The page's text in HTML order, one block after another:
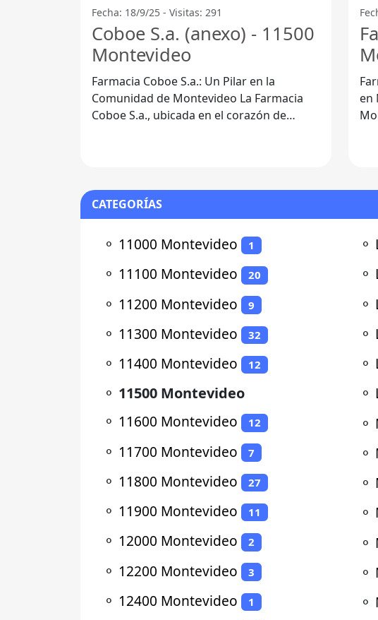
Fecha: 18/9/25 - Visitas: 291
Coboe S.a. (anexo) - 11500
Montevideo
Farmacia Coboe S.a.: Un Pilar en la
Comunidad de Montevideo La Farmacia
Coboe S.a., ubicada en el corazón de
en
CATEGORÍAS
⚬ 11000 Montevideo 1
⚬ 11100 Montevideo 20
⚬ 11200 Montevideo 9
⚬ 11300 Montevideo 32
⚬ 11400 Montevideo 12
⚬ 11500 Montevideo
⚬ 11600 Montevideo 12
⚬ 11700 Montevideo 7
⚬ 11800 Montevideo 27
⚬ 11900 Montevideo 11
⚬ 12000 Montevideo 2
⚬ 12200 Montevideo 3
⚬ 12400 Montevideo 1
⚬
⚬
⚬
⚬
⚬
⚬
⚬
⚬
⚬
⚬
⚬
⚬
⚬